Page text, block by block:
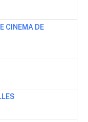
CINEMA DE